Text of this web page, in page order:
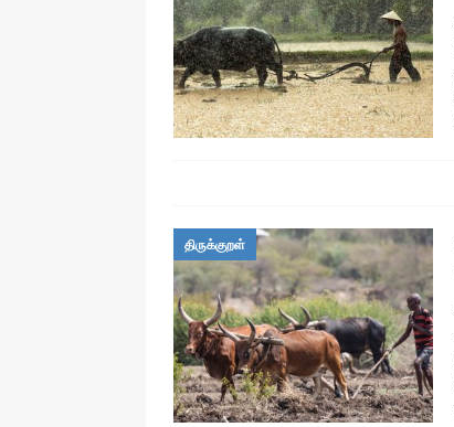
திருக்குறள்